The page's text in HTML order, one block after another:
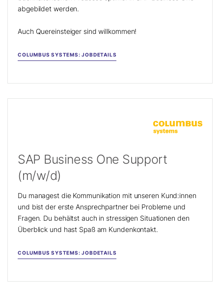
abgebildet werden.
Auch Quereinsteiger sind willkommen!
COLUMBUS SYSTEMS: JOBDETAILS
SAP Business One Support
(m/w/d)
Du managest die Kommunikation mit unseren Kund:innen
und bist der erste Ansprechpartner bei Probleme und
Fragen. Du behältst auch in stressigen Situationen den
Überblick und hast Spaß am Kundenkontakt.
COLUMBUS SYSTEMS: JOBDETAILS